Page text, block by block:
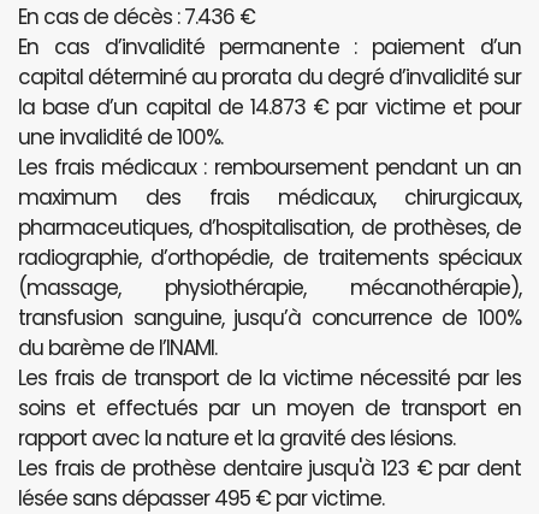
En cas de décès : 7.436 €
En cas d’invalidité permanente : paiement d’un
capital déterminé au prorata du degré d’invalidité sur
la base d’un capital de 14.873 € par victime et pour
une invalidité de 100%.
Les frais médicaux : remboursement pendant un an
maximum des frais médicaux, chirurgicaux,
pharmaceutiques, d’hospitalisation, de prothèses, de
radiographie, d’orthopédie, de traitements spéciaux
(massage, physiothérapie, mécanothérapie),
transfusion sanguine, jusqu’à concurrence de 100%
du barème de l’INAMI.
Les frais de transport de la victime nécessité par les
soins et effectués par un moyen de transport en
rapport avec la nature et la gravité des lésions.
Les frais de prothèse dentaire jusqu'à 123 € par dent
lésée sans dépasser 495 € par victime.